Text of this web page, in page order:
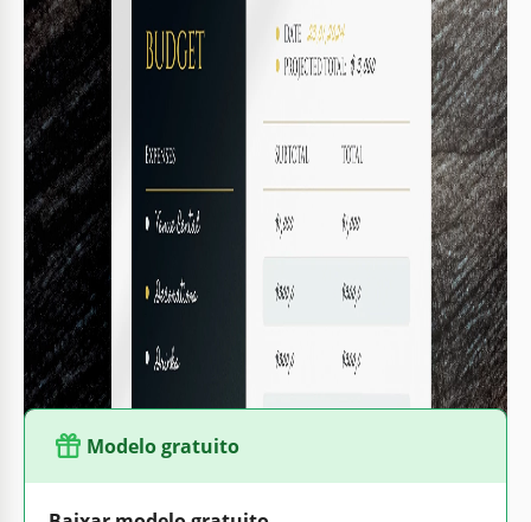
Principais recursos deste modelo
Adequado Para Event
Sobre este modelo
Apresentamos nosso modelo de Orçamento Simples para
Eventos, meticulosamente desenvolvido em um estilo
corporativo formal para atender às necessidades de
planejamento financeiro de empresas e indivíduos que
hospedam eventos. Este modelo fornece uma visão clara e
concisa de seus gastos com o evento, garantindo
transparência financeira e uma gestão eficaz.
Modelo gratuito